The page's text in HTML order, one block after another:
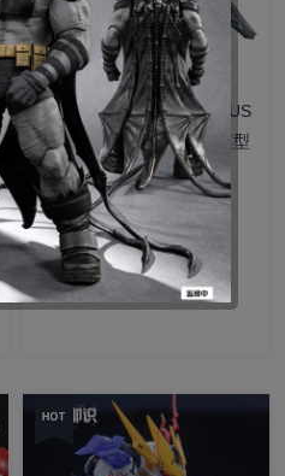
BANDAI HG 1/144 ALYZEUS
HG 1/144 阿利宙斯 組裝模型
HK$680HK$798
新品
1